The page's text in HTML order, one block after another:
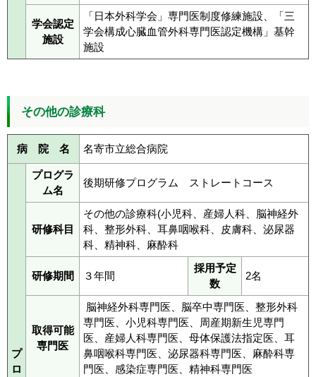
学会認定
施設
「日本外科学会」専門医制度修練施設、「三
学会構成心臓血管外科専門医認定機構」基幹
施設
その他の診療科
病 院 名 名寄市立総合病院
プ
ロ
プログラ
ム名
後期研修プログラム ストレートコース
研修科目
その他の診療科(小児科、産婦人科、脳神経外
科、整形外科、耳鼻咽喉科、皮膚科、泌尿器
科、精神科、麻酔科
研修期間 ３年間
採用予定
数
2名
取得可能
専門医
脳神経外科専門医、脳卒中専門医、整形外科
専門医、小児科専門医、周産期新生児専門
医、産婦人科専門医、母体保護法指定医、耳
鼻咽喉科専門医、泌尿器科専門医、麻酔科専
門医、感染症専門医、精神科専門医